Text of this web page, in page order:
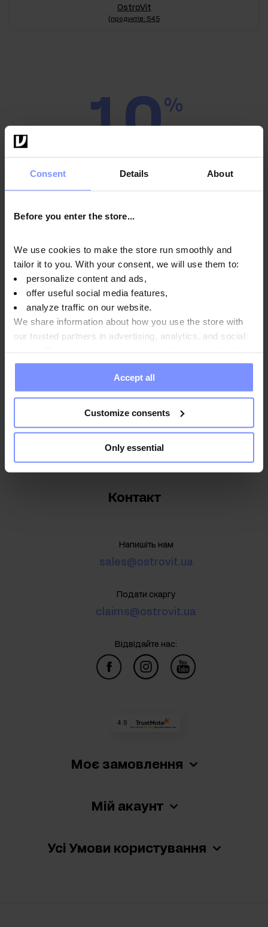
Consent Details About
Before you enter the store...
We use cookies to make the store run smoothly and
tailor it to you. With your consent, we will use them to:
personalize content and ads,
offer useful social media features,
analyze traffic on our website.
We share information about how you use the store with
our trusted partners in advertising, analytics, and social
information you have provided to them or that they have
collected when you use their services. Do you agree?
Accept all
Customize consents
Only essential
OstroVit
(продуктів: 545
10%
ПІДТРИМУЙТЕ ФОРМУ І ЗАОЩАДЖУЙТЕ!
10% та будьте першими в курсі унікальних
* Одноразовий купон. Знижка не сумується з іншими акціями та
Введіть e-mail адресу
Підписатися
конфіденційності
Моє замовлення
Мій акаунт
Усі Умови користування
Контакт
Напишіть нам
sales@ostrovit.ua
Подати скаргу
claims@ostrovit.ua
Відвідайте нас:
4.9
На основі 69 862 відгуків за весь час